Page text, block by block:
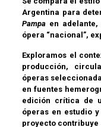
Argentina para
Pampa en
ópera “nacional”,
Exploramos el
producción,
óperas
en fuentes
edición crítica de
óperas en estudio
proyecto